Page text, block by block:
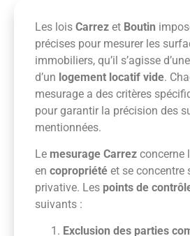
Les lois Carrez et Boutin
précises pour mesurer les
immobiliers, qu’il s’agisse d’une
d’un logement locatif vide.
mesurage a des critères
pour garantir la précision des
mentionnées.
Le mesurage Carrez concerne
en copropriété et se concentre
privative. Les points de
suivants :
Exclusion des parties